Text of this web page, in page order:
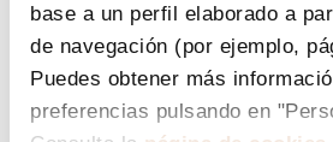
base a un perfil elaborado a
de navegación (por ejemplo,
Puedes obtener más
preferencias pulsando en
MARIKA DE GERNIKA